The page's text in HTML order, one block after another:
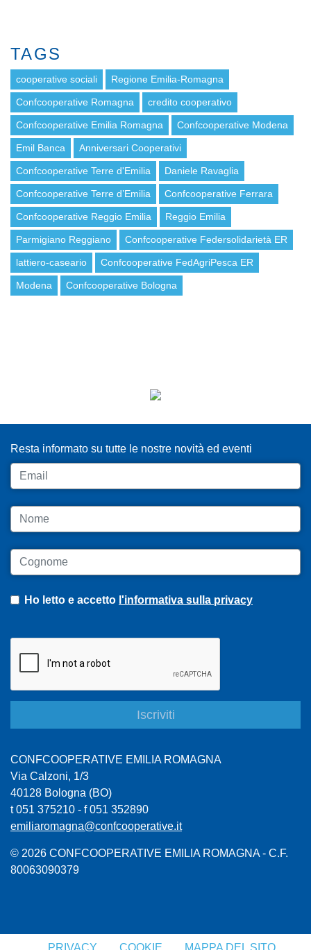
TAGS
cooperative sociali Regione Emilia-Romagna
Confcooperative Romagna credito cooperativo
Confcooperative Emilia Romagna Confcooperative Modena
Emil Banca Anniversari Cooperativi
Confcooperative Terre d'Emilia Daniele Ravaglia
Confcooperative Terre d’Emilia Confcooperative Ferrara
Confcooperative Reggio Emilia Reggio Emilia
Parmigiano Reggiano Confcooperative Federsolidarietà ER
lattiero-caseario Confcooperative FedAgriPesca ER
Modena Confcooperative Bologna
Resta informato su tutte le nostre novità ed eventi
Email
Nome
Cognome
Ho letto e accetto l'informativa sulla privacy
CONFCOOPERATIVE EMILIA ROMAGNA
Via Calzoni, 1/3
40128 Bologna (BO)
t 051 375210 - f 051 352890
emiliaromagna@confcooperative.it
© 2026 CONFCOOPERATIVE EMILIA ROMAGNA - C.F.
80063090379
PRIVACY COOKIE MAPPA DEL SITO